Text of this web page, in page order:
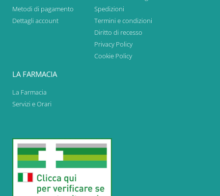
Metodi di pagamento
Dettagli account
Spedizioni
Termini e condizioni
Diritto di recesso
Privacy Policy
Cookie Policy
LA FARMACIA
La Farmacia
Servizi e Orari